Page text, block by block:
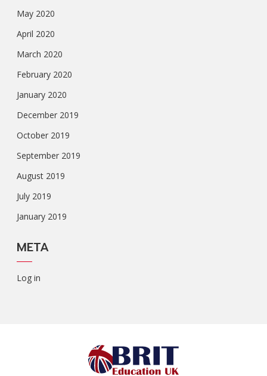
May 2020
April 2020
March 2020
February 2020
January 2020
December 2019
October 2019
September 2019
August 2019
July 2019
January 2019
META
Log in